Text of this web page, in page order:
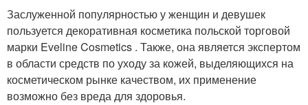
Заслуженной популярностью у женщин и девушек
пользуется декоративная косметика польской торговой
марки Eveline Cosmetics . Также, она является экспертом
в области средств по уходу за кожей, выделяющихся на
косметическом рынке качеством, их применение
возможно без вреда для здоровья.